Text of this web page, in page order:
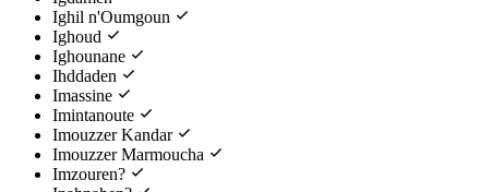
Ighil n'Oumgoun
Ighoud
Ighounane
Ihddaden
Imassine
Imintanoute
Imouzzer Kandar
Imouzzer Marmoucha
Imzouren?